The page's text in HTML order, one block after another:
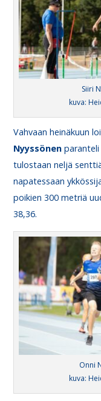
Siiri
kuva:
Vahvaan heinäkuun
Nyyssönenparanteli
tulostaan neljä
napatessaan
poikien 300 metriä
38,36.
Onni
kuva: